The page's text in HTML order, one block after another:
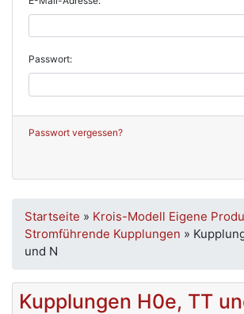
Passwort:
Passwort vergessen?
Startseite » Krois-Modell Eigene
Stromführende Kupplungen »
und N
Kupplungen H0e, TT